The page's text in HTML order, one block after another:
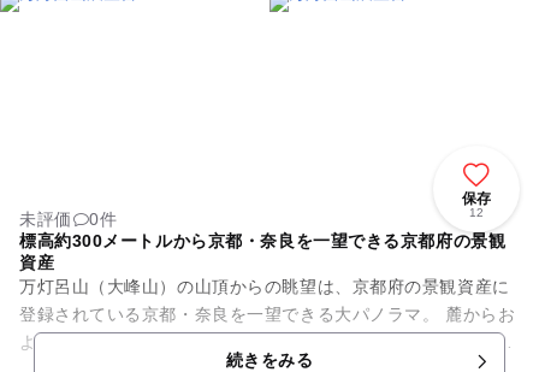
保存
12
未評価
0件
標高約300メートルから京都・奈良を一望できる京都府の景観
資産
万灯呂山（大峰山）の山頂からの眺望は、京都府の景観資産に
登録されている京都・奈良を一望できる大パノラマ。 麓からお
よそ10分程度で到着でき、道は舗装はされているものの複雑で
続きをみる